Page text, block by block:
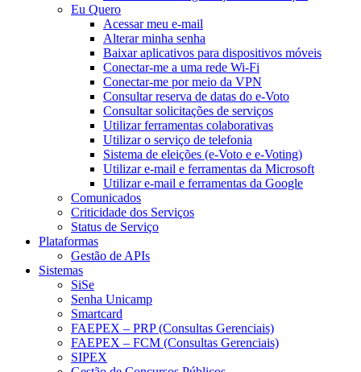
Eu Quero
Acessar meu e-mail
Alterar minha senha
Baixar aplicativos para dispositivos móveis
Conectar-me a uma rede Wi-Fi
Conectar-me por meio da VPN
Consultar reserva de datas do e-Voto
Consultar solicitações de serviços
Utilizar ferramentas colaborativas
Utilizar o serviço de telefonia
Sistema de eleições (e-Voto e e-Voting)
Utilizar e-mail e ferramentas da Microsoft
Utilizar e-mail e ferramentas da Google
Comunicados
Criticidade dos Serviços
Status de Serviço
Plataformas
Gestão de APIs
Sistemas
SiSe
Senha Unicamp
Smartcard
FAEPEX – PRP (Consultas Gerenciais)
FAEPEX – FCM (Consultas Gerenciais)
SIPEX